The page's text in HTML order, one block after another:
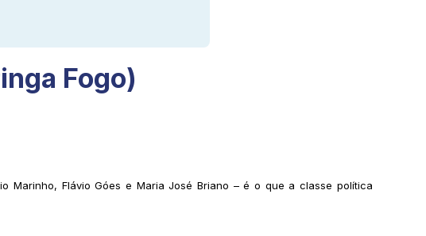
Fogo)
Marinho, Flávio Góes e Maria José Briano – é o que a classe política